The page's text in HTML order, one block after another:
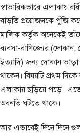
স্বাভাবিকভাবে এলাকায়
বাড়তি প্রয়োজনকে পুঁজি
মালিক কর্তৃক অনেকেই
ব্যবসা-বাণিজ্যের
ইত্যাদি) জন্য দোকান ভাড়া
থাকেন। বিষয়টি প্রথম
এলাকায় ছড়িয়ে পড়ে। এতে
অবনতি ঘটতে থাকে।
আর এভাবেই দিনে দিনে